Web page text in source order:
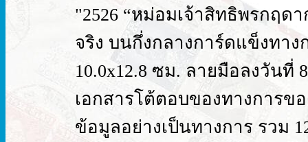
"2526 “หม่อมเจ้าสิทธิพรกฤดา
จริง บนกึ่งกลางการ์ดแข็งทา
10.0x12.8 ซม. ลายมือลงวันที่
เอกสารโต้ตอบของทางการข
ข้อมูลอย่างเป็นทางการ รวม